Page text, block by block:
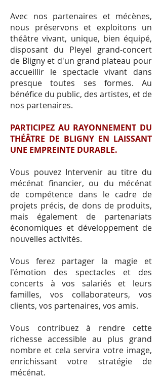
Avec nos partenaires et mécènes,
nous préservons et exploitons un
théâtre vivant, unique, bien équipé,
disposant du Pleyel grand-concert
de Bligny et d'un grand plateau pour
accueillir le spectacle vivant dans
presque toutes ses formes. Au
bénéfice du public, des artistes, et de
nos partenaires.
PARTICIPEZ AU RAYONNEMENT DU
THÉÂTRE DE BLIGNY EN LAISSANT
UNE EMPREINTE DURABLE.
Vous pouvez Intervenir au titre du
mécénat financier, ou du mécénat
de compétence dans le cadre de
projets précis, de dons de produits,
mais également de partenariats
économiques et développement de
nouvelles activités.
Vous ferez partager la magie et
l'émotion des spectacles et des
concerts à vos salariés et leurs
familles, vos collaborateurs, vos
clients, vos partenaires, vos amis.
Vous contribuez à rendre cette
richesse accessible au plus grand
nombre et cela servira votre image,
enrichissant votre stratégie de
mécénat.